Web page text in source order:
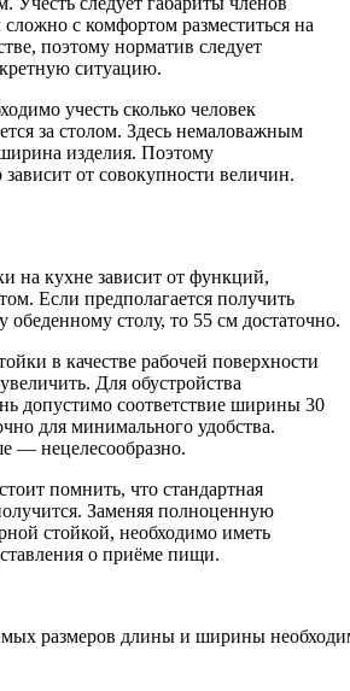
с комфортом разместиться на
поэтому норматив следует
ситуацию.
учесть сколько человек
за столом. Здесь немаловажным
изделия. Поэтому
от совокупности величин.
на кухне зависит от функций,
Если предполагается получить
обеденному столу, то 55 см достаточно.
в качестве рабочей поверхности
Для обустройства
допустимо соответствие ширины 30
для минимального удобства.
— нецелесообразно.
помнить, что стандартная
Заменяя полноценную
стойкой, необходимо иметь
о приёме пищи.
размеров длины и ширины